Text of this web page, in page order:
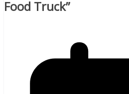
Food Truck”